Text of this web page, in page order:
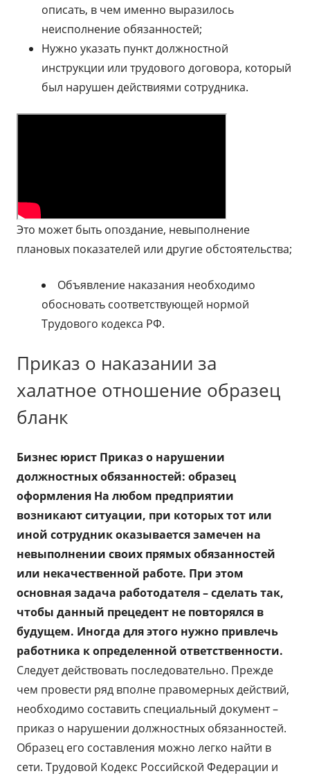
описать, в чем именно выразилось
неисполнение обязанностей;
Нужно указать пункт должностной
инструкции или трудового договора, который
был нарушен действиями сотрудника.
Это может быть опоздание, невыполнение
плановых показателей или другие обстоятельства;
Объявление наказания необходимо
обосновать соответствующей нормой
Трудового кодекса РФ.
Приказ о наказании за
халатное отношение образец
бланк
Бизнес юрист Приказ о нарушении
должностных обязанностей: образец
оформления На любом предприятии
возникают ситуации, при которых тот или
иной сотрудник оказывается замечен на
невыполнении своих прямых обязанностей
или некачественной работе. При этом
основная задача работодателя – сделать так,
чтобы данный прецедент не повторялся в
будущем. Иногда для этого нужно привлечь
работника к определенной ответственности.
Следует действовать последовательно. Прежде
чем провести ряд вполне правомерных действий,
необходимо составить специальный документ –
приказ о нарушении должностных обязанностей.
Образец его составления можно легко найти в
сети. Трудовой Кодекс Российской Федерации и